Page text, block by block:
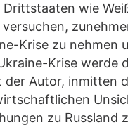
wie
Krise zu nehmen
Krise werde
der Autor, inmitten
zu Russland